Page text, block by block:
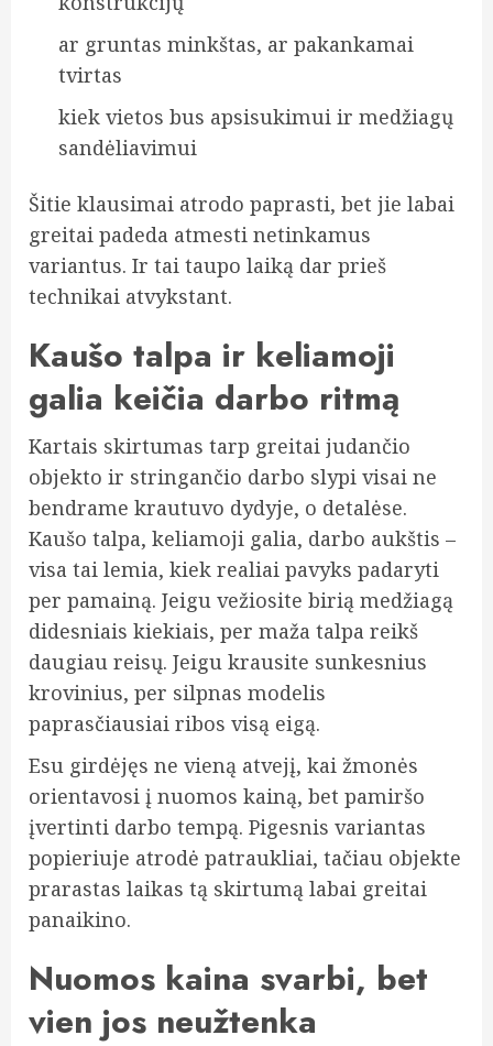
ar gruntas minkštas, ar pakankamai
tvirtas
kiek vietos bus apsisukimui ir medžiagų
sandėliavimui
Šitie klausimai atrodo paprasti, bet jie labai
greitai padeda atmesti netinkamus
variantus. Ir tai taupo laiką dar prieš
technikai atvykstant.
Kaušo talpa ir keliamoji
galia keičia darbo ritmą
Kartais skirtumas tarp greitai judančio
objekto ir stringančio darbo slypi visai ne
bendrame krautuvo dydyje, o detalėse.
Kaušo talpa, keliamoji galia, darbo aukštis –
visa tai lemia, kiek realiai pavyks padaryti
per pamainą. Jeigu vežiosite birią medžiagą
didesniais kiekiais, per maža talpa reikš
daugiau reisų. Jeigu krausite sunkesnius
krovinius, per silpnas modelis
paprasčiausiai ribos visą eigą.
Esu girdėjęs ne vieną atvejį, kai žmonės
orientavosi į nuomos kainą, bet pamiršo
įvertinti darbo tempą. Pigesnis variantas
popieriuje atrodė patraukliai, tačiau objekte
prarastas laikas tą skirtumą labai greitai
panaikino.
Nuomos kaina svarbi, bet
vien jos neužtenka